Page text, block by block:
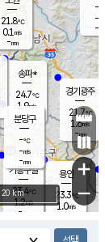
용인
23.3℃
1.0m/s
경기광주
21.7℃
1.6m/s
-mm
-
-m/
-
21.8℃
0.1 m/s
-mm
송파*
24.7℃
1.9m/s
-mm
기흥구갈
23.4℃
1.2m/s
-
분당구
-℃
-m/s
-mm
+
−
20 km